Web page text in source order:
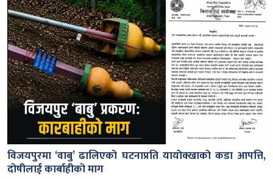
विजयपुरमा ‘वाबु’ ढालिएको घटनाप्रति यायोक्खाको कडा आपत्ति,
दोषीलाई कार्बाहीको माग